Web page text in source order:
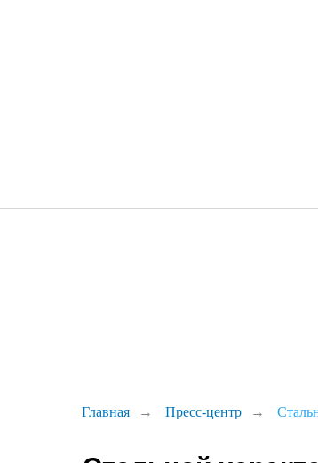
Главная → Пресс-центр →